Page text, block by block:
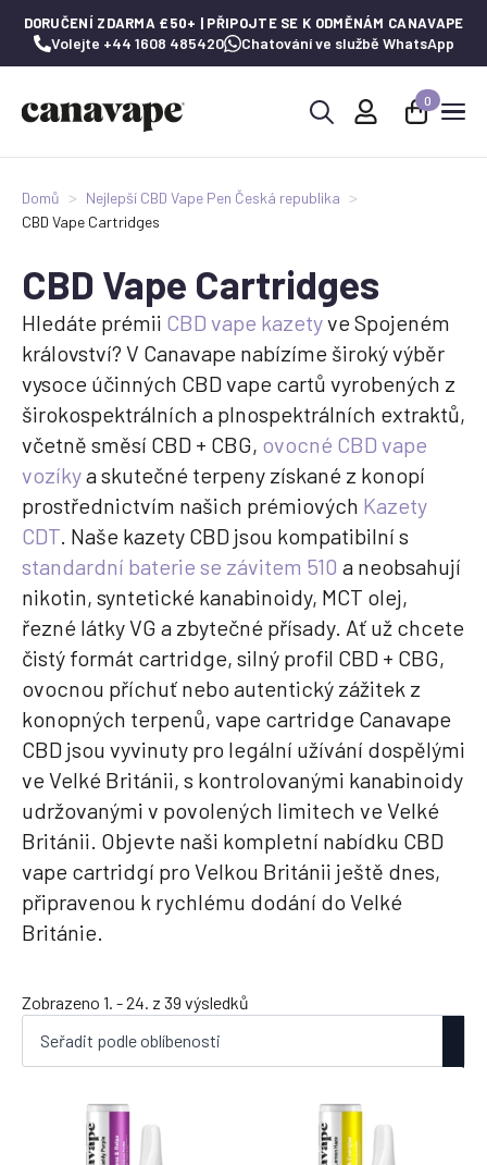
DORUČENÍ ZDARMA £50+ | PŘIPOJTE SE K ODMĚNÁM CANAVAPE
Volejte +44 1608 485420 Chatování ve službě WhatsApp
0
Domů
Nejlepší CBD Vape Pen Česká republika
CBD Vape Cartridges
CBD Vape Cartridges
Hledáte prémii CBD vape kazetyve Spojeném
království? V Canavape nabízíme široký výběr
vysoce účinných CBD vape cartů vyrobených z
širokospektrálních a plnospektrálních extraktů,
včetně směsí CBD + CBG, ovocné CBD vape
vozíkya skutečné terpeny získané z konopí
prostřednictvím našich prémiových Kazety
CDT. Naše kazety CBD jsou kompatibilní s
standardní baterie se závitem 510 a neobsahují
nikotin, syntetické kanabinoidy, MCT olej,
řezné látky VG a zbytečné přísady. Ať už chcete
čistý formát cartridge, silný profil CBD + CBG,
ovocnou příchuť nebo autentický zážitek z
konopných terpenů, vape cartridge Canavape
CBD jsou vyvinuty pro legální užívání dospělými
ve Velké Británii, s kontrolovanými kanabinoidy
udržovanými v povolených limitech ve Velké
Británii. Objevte naši kompletní nabídku CBD
vape cartridgí pro Velkou Británii ještě dnes,
připravenou k rychlému dodání do Velké
Británie.
Zobrazeno 1. - 24. z 39 výsledků